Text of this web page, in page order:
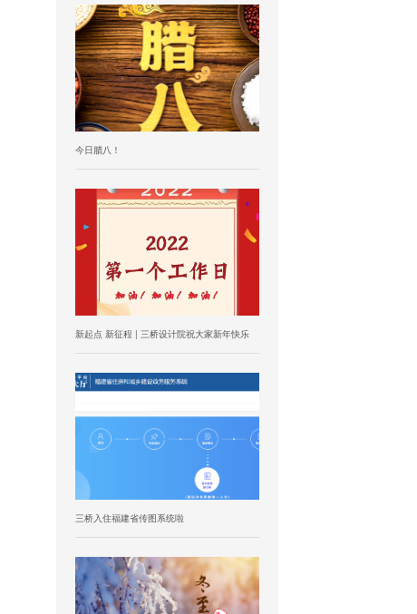
今日腊八！
新起点 新征程 | 三桥设计院祝大家新年快乐
三桥入住福建省传图系统啦